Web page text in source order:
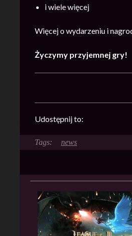
i wiele więcej
Więcej o wydarzeniu i
Życzymy przyjemnej gry!
Udostępnij to:
news